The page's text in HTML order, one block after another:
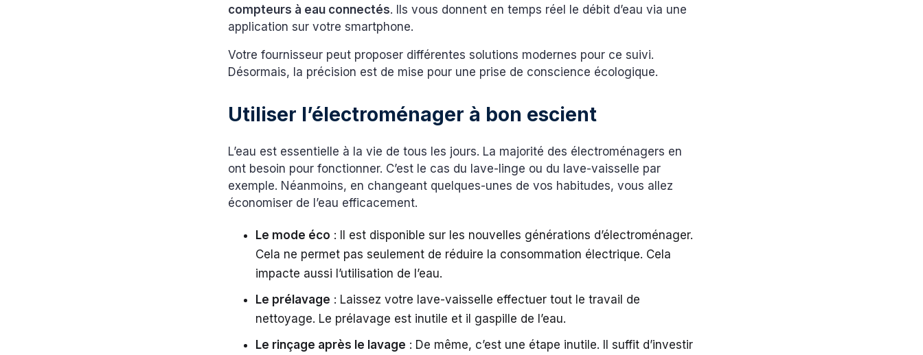
compteurs à eau connectés. Ils vous donnent en temps réel le débit d’eau via une
application sur votre smartphone.
Votre fournisseur peut proposer différentes solutions modernes pour ce suivi.
Désormais, la précision est de mise pour une prise de conscience écologique.
Utiliser l’électroménager à bon escient
L’eau est essentielle à la vie de tous les jours. La majorité des électroménagers en
ont besoin pour fonctionner. C’est le cas du lave-linge ou du lave-vaisselle par
exemple. Néanmoins, en changeant quelques-unes de vos habitudes, vous allez
économiser de l’eau efficacement.
Le mode éco : Il est disponible sur les nouvelles générations d’électroménager.
Cela ne permet pas seulement de réduire la consommation électrique. Cela
impacte aussi l’utilisation de l’eau.
Le prélavage : Laissez votre lave-vaisselle effectuer tout le travail de
nettoyage. Le prélavage est inutile et il gaspille de l’eau.
Le rinçage après le lavage : De même, c’est une étape inutile. Il suffit d’investir